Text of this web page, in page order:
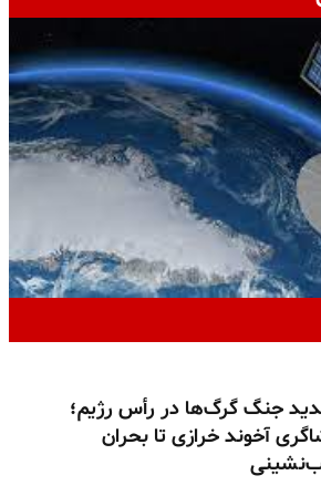
جنگ گرگ‌ها در رأس رژیم؛
آخوند خرازی تا بحران